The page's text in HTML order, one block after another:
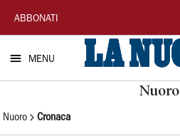
La
Nuova
Sardegna
ABBONATI
MENU
Nuoro
Nuoro Cronaca